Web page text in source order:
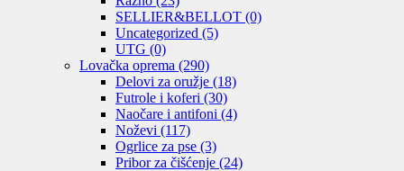
SELLIER&BELLOT (0)
Uncategorized (5)
UTG (0)
Lovačka oprema (290)
Delovi za oružje (18)
Futrole i koferi (30)
Naočare i antifoni (4)
Noževi (117)
Ogrlice za pse (3)
Pribor za čišćenje (24)